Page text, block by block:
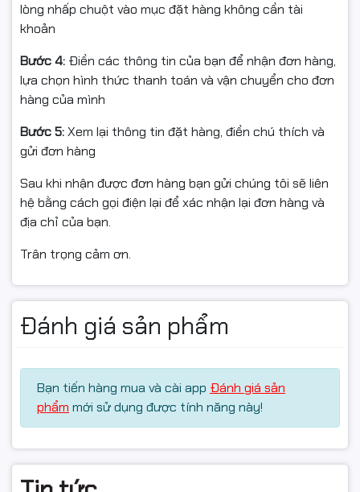
lòng nhấp chuột vào mục đặt hàng không cần tài
khoản
Bước 4: Điền các thông tin của bạn để nhận đơn hàng,
lựa chọn hình thức thanh toán và vận chuyển cho đơn
hàng của mình
Bước 5:Xem lại thông tin đặt hàng, điền chú thích và
gửi đơn hàng
Sau khi nhận được đơn hàng bạn gửi chúng tôi sẽ liên
hệ bằng cách gọi điện lại để xác nhận lại đơn hàng và
địa chỉ của bạn.
Trân trọng cảm ơn.
Đánh giá sản phẩm
Bạn tiến hàng mua và cài app Đánh giá sản
phẩm mới sử dụng được tính năng này!